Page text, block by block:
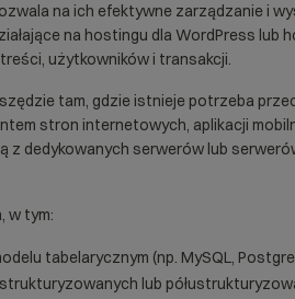
na ich efektywne zarządzanie i
na hostingu dla WordPress lub
użytkowników i transakcji.
tam, gdzie istnieje potrzeba
stron internetowych, aplikacji
z dedykowanych serwerów lub
w tym:
tabelarycznym (np. MySQL,
lub